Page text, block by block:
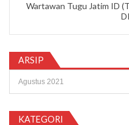
Wartawan Tugu Jatim ID
ARSIP
KATEGORI